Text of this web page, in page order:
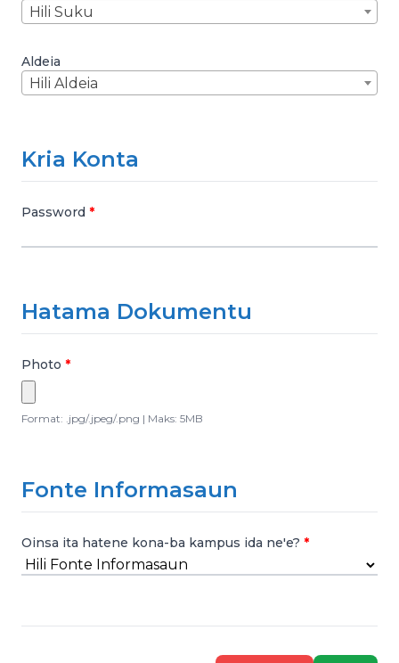
Hili Suku
Aldeia
Hili Aldeia
Kria Konta
Password
Hatama Dokumentu
Photo
Format: .jpg/.jpeg/.png | Maks: 5MB
Fonte Informasaun
Oinsa ita hatene kona-ba kampus ida ne'e?